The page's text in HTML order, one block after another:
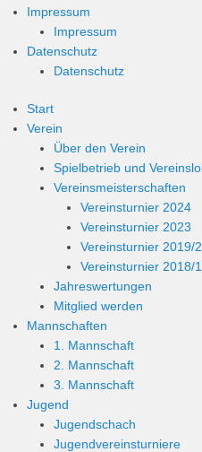
Impressum
Impressum
Datenschutz
Datenschutz
Start
Verein
Über den Verein
Spielbetrieb und
Vereinsmeisterschaften
Vereinsturnier 2024
Vereinsturnier 2023
Vereinsturnier 2019/
Vereinsturnier 2018/
Jahreswertungen
Mitglied werden
Mannschaften
1. Mannschaft
2. Mannschaft
3. Mannschaft
Jugend
Jugendschach
Jugendvereinsturniere